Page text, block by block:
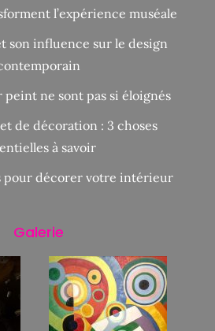
l’expérience muséale
son influence sur le design
peint ne sont pas si éloignés
de décoration : 3 choses
à savoir
pour décorer votre intérieur
Galerie